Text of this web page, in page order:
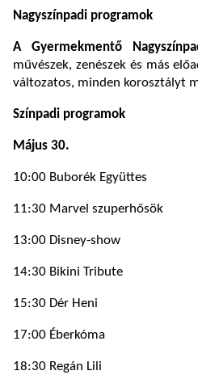
Nagyszínpadi programok
A Gyermekmentő
művészek, zenészek és más
változatos, minden korosztályt
Színpadi programok
Május 30.
10:00 Buborék Együttes
11:30 Marvel szuperhősök
13:00 Disney-show
14:30 Bikini Tribute
15:30 Dér Heni
17:00 Éberkóma
18:30 Regán Lili